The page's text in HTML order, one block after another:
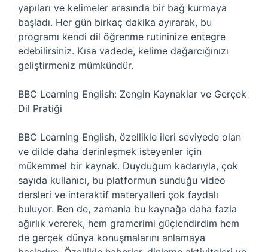
yapıları ve kelimeler arasında bir bağ kurmaya
başladı. Her gün birkaç dakika ayırarak, bu
programı kendi dil öğrenme rutininize entegre
edebilirsiniz. Kısa vadede, kelime dağarcığınızı
geliştirmeniz mümkündür.
BBC Learning English: Zengin Kaynaklar ve Gerçek
Dil Pratiği
BBC Learning English, özellikle ileri seviyede olan
ve dilde daha derinleşmek isteyenler için
mükemmel bir kaynak. Duyduğum kadarıyla, çok
sayıda kullanıcı, bu platformun sunduğu video
dersleri ve interaktif materyalleri çok faydalı
buluyor. Ben de, zamanla bu kaynağa daha fazla
ağırlık vererek, hem gramerimi güçlendirdim hem
de gerçek dünya konuşmalarını anlamaya